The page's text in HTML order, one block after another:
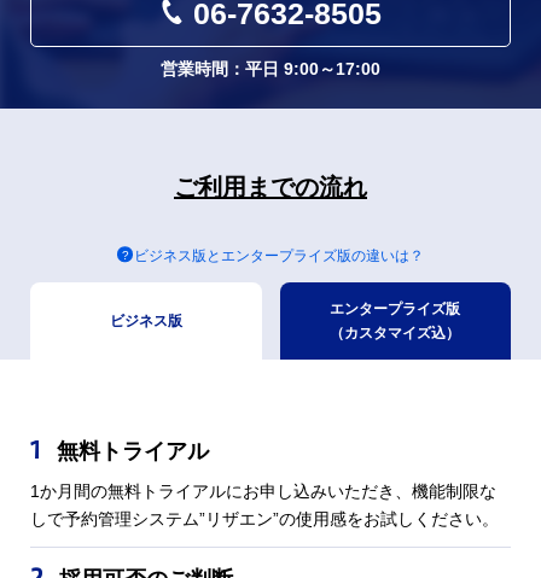
06-7632-8505
営業時間：平日 9:00～17:00
ご利用までの流れ
ビジネス版とエンタープライズ版の違いは？
ビジネス版
エンタープライズ版
（カスタマイズ込）
1 無料トライアル
1か月間の無料トライアルにお申し込みいただき、機能制限な
しで予約管理システム”リザエン”の使用感をお試しください。